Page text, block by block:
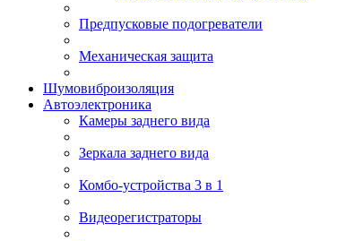
Предпусковые подогреватели
Механическая защита
Шумовиброизоляция
Автоэлектроника
Камеры заднего вида
Зеркала заднего вида
Комбо-устройства 3 в 1
Видеорегистраторы